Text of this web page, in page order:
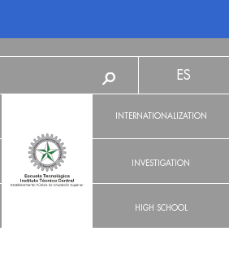
de Colombia
ES
INTERNATIONALIZATION
INVESTIGATION
HIGH SCHOOL